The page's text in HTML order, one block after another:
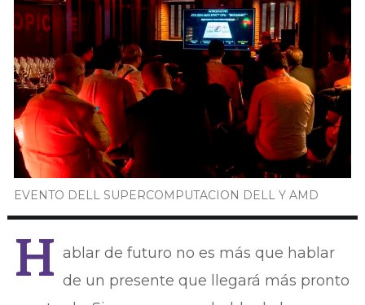
EVENTO DELL SUPERCOMPUTACION DELL Y AMD
H ablar de futuro no es más que hablar
de un presente que llegará más pronto